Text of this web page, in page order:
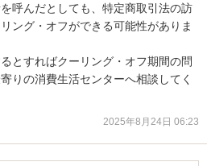
呼んだとしても、特定商取引法の訪
ング・オフができる可能性がありま
とすればクーリング・オフ期間の問
りの消費生活センターへ相談してく
2025年8月24日 06:23